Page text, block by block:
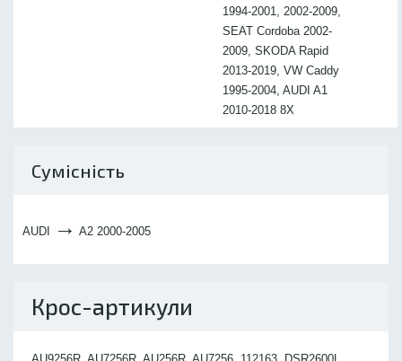
1994-2001, 2002-2009,
SEAT Cordoba 2002-
2009, SKODA Rapid
2013-2019, VW Caddy
1995-2004, AUDI A1
2010-2018 8X
Сумісність
AUDI → A2 2000-2005
Крос-артикули